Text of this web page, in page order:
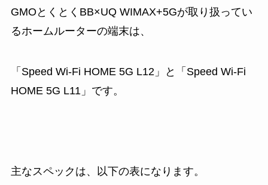
GMOとくとくBB×UQ WIMAX+5Gが取り扱ってい
るホームルーターの端末は、
「Speed Wi-Fi HOME 5G L12」と「Speed Wi-Fi
HOME 5G L11」です。
主なスペックは、以下の表になります。